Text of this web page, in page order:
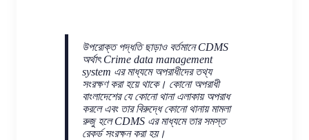
উপরোক্ত পদ্ধতি ছাড়াও বর্তমানে CDMS
অর্থাৎ Crime data management
system এর মাধ্যমে অপরাধীদের তথ্য
সংরক্ষণ করা হয়ে থাকে। কোনো অপরাধী
বাংলাদেশের যে কোনো থানা এলাকায় অপরাধ
করলে এবং তার বিরুদ্ধে কোনো থানায় মামলা
রুজু হলে CDMS এর মাধ্যমে তার সমস্ত
রেকর্ড সংরক্ষন করা হয়।